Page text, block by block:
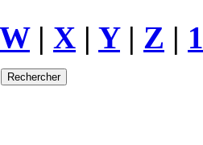
W| X | Y| Z | 1